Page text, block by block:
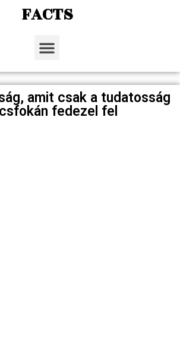
FACTS
amit csak a tudatosság
fedezel fel